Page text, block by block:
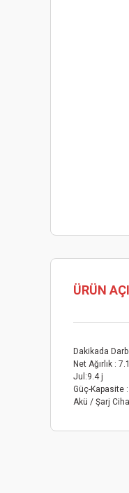
ÜRÜN
Dakikada
Net Ağırlık :
Jul:9.4 j
Güç-Kapasite
Akü / Şarj